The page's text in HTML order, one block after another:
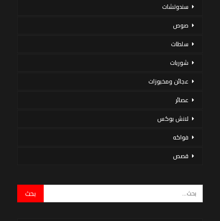
سندوتشات
صوص
سلطات
شوربات
عجائن ومخبوزات
عصائر
لانش بوكس
فواكه
قصص